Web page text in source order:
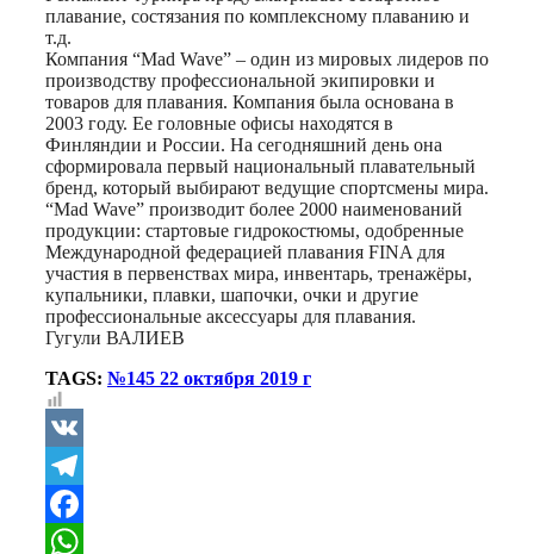
плавание, состязания по комплексному плаванию и
т.д.
Компания “Mad Wave” – один из мировых лидеров по
производству профессиональной экипировки и
товаров для плавания. Компания была основана в
2003 году. Ее головные офисы находятся в
Финляндии и России. На сегодняшний день она
сформировала первый национальный плавательный
бренд, который выбирают ведущие спортсмены мира.
“Mad Wave” производит более 2000 наименований
продукции: стартовые гидрокостюмы, одобренные
Международной федерацией плавания FINA для
участия в первенствах мира, инвентарь, тренажёры,
купальники, плавки, шапочки, очки и другие
профессиональные аксессуары для плавания.
Гугули ВАЛИЕВ
TAGS: №145 22 октября 2019 г
VK
Telegram
Facebook